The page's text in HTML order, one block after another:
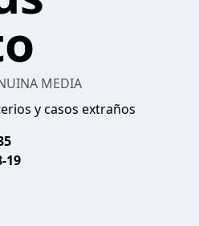
MEDIA
y casos extraños
19